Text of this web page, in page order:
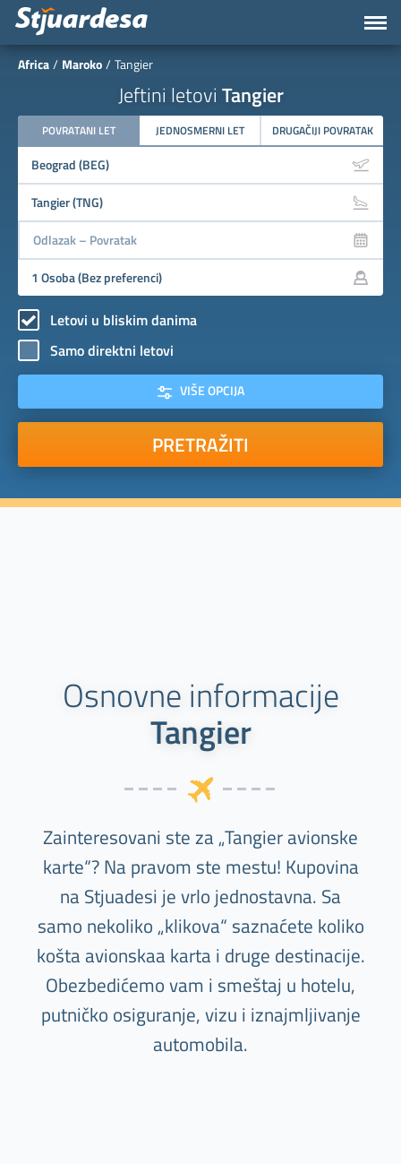
Africa Maroko Tangier
Jeftini letovi Tangier
POVRATANI LET JEDNOSMERNI LET DRUGAČIJI POVRATAK
Letovi u bliskim danima
Samo direktni letovi
VIŠE OPCIJA
PRETRAŽITI
Osnovne informacije
Tangier
Zainteresovani ste za „Tangier avionske
karte“? Na pravom ste mestu! Kupovina
na Stjuadesi je vrlo jednostavna. Sa
samo nekoliko „klikova“ saznaćete koliko
košta avionskaa karta i druge destinacije.
Obezbedićemo vam i smeštaj u hotelu,
putničko osiguranje, vizu i iznajmljivanje
automobila.